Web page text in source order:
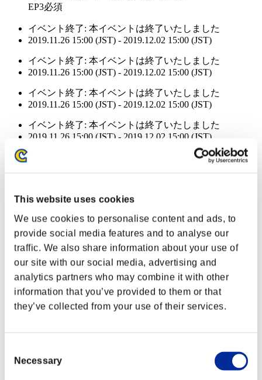
This website uses cookies
We use cookies to personalise content and ads, to
provide social media features and to analyse our
traffic. We also share information about your use of
our site with our social media, advertising and
analytics partners who may combine it with other
information that you’ve provided to them or that
they’ve collected from your use of their services.
Selection
Necessary
EP3必須
イベント終了: 本イベントは終了いたしました
2019.11.26 15:00 (JST) - 2019.12.02 15:00 (JST)
イベント終了: 本イベントは終了いたしました
2019.11.26 15:00 (JST) - 2019.12.02 15:00 (JST)
イベント終了: 本イベントは終了いたしました
2019.11.26 15:00 (JST) - 2019.12.02 15:00 (JST)
イベント終了: 本イベントは終了いたしました
2019.11.26 15:00 (JST) - 2019.12.02 15:00 (JST)
本イベントは終了いたしました
2019.11.26 15:00 (JST) - 2019.12.02 15:00 (JST)
イベント報酬: 共通
達成報酬
クリアレベル 100以下
重量弾
クリアレベル 80以下